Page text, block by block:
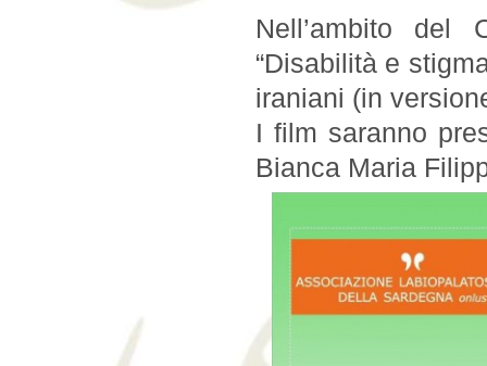
Nell’ambito del
“Disabilità e
iraniani (in
I film saranno
Bianca Maria